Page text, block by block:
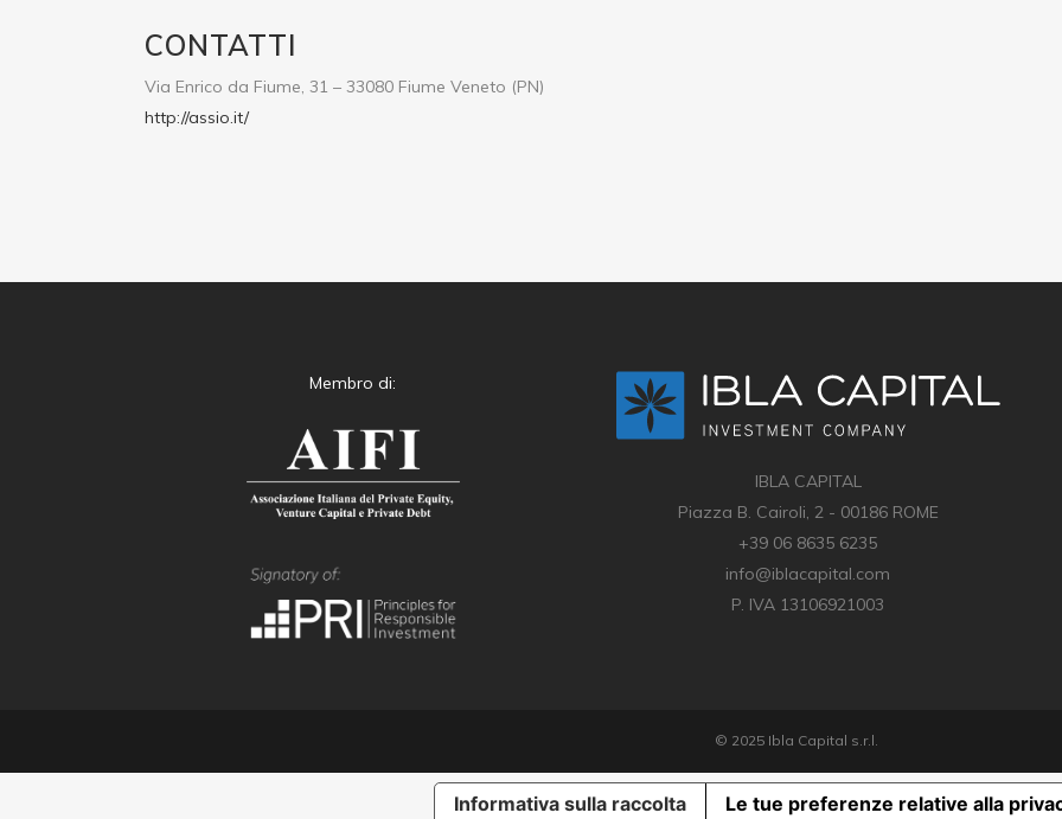
CONTATTI
Via Enrico da Fiume, 31 – 33080 Fiume Veneto (PN)
http://assio.it/
Membro di:
IBLA CAPITAL
Piazza B. Cairoli, 2 - 00186 ROME
+39 06 8635 6235
info@iblacapital.com
P. IVA 13106921003
© 2025 Ibla Capital s.r.l.
Informativa sulla raccolta Le tue preferenze relative alla